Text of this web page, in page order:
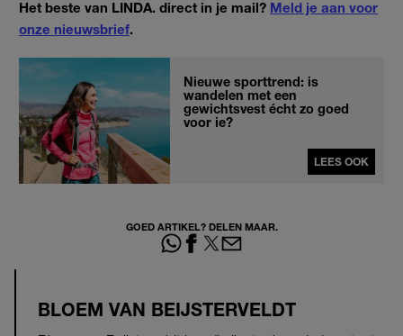
Het beste van LINDA. direct in je mail? Meld je aan voor
onze nieuwsbrief.
Nieuwe sporttrend: is
wandelen met een
gewichtsvest écht zo goed
voor je?
LEES OOK
GOED ARTIKEL? DELEN MAAR.
BLOEM VAN BEIJSTERVELDT